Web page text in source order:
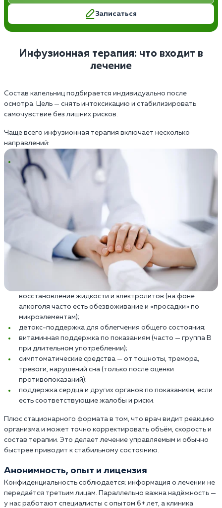
Записаться
Инфузионная терапия: что входит в
лечение
Состав капельниц подбирается индивидуально после
осмотра. Цель — снять интоксикацию и стабилизировать
самочувствие без лишних рисков.
Чаще всего инфузионная терапия включает несколько
направлений:
восстановление жидкости и электролитов (на фоне
алкоголя часто есть обезвоживание и «просадки» по
микроэлементам);
детокс-поддержка для облегчения общего состояния;
витаминная поддержка по показаниям (часто — группа B
при длительном употреблении);
симптоматические средства — от тошноты, тремора,
тревоги, нарушений сна (только после оценки
противопоказаний);
поддержка сердца и других органов по показаниям, если
есть соответствующие жалобы и риски.
Плюс стационарного формата в том, что врач видит реакцию
организма и может точно корректировать объём, скорость и
состав терапии. Это делает лечение управляемым и обычно
быстрее приводит к стабильному состоянию.
Анонимность, опыт и лицензия
Конфиденциальность соблюдается: информация о лечении не
передаётся третьим лицам. Параллельно важна надёжность —
у нас работают специалисты с опытом 6+ лет, а клиника